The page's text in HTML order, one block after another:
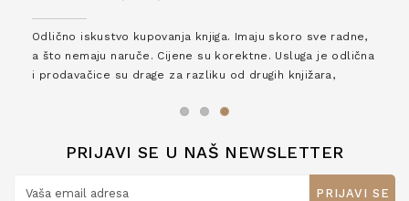
Odlično iskustvo kupovanja knjiga. Imaju skoro sve radne,
a što nemaju naruče. Cijene su korektne. Usluga je odlična
i prodavačice su drage za razliku od drugih knjižara,
PRIJAVI SE U NAŠ NEWSLETTER
PRIJAVI SE